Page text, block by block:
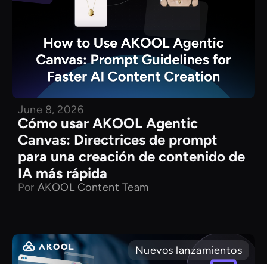
June 8, 2026
Cómo usar AKOOL Agentic
Canvas: Directrices de prompt
para una creación de contenido de
IA más rápida
Por AKOOL Content Team
Nuevos lanzamientos